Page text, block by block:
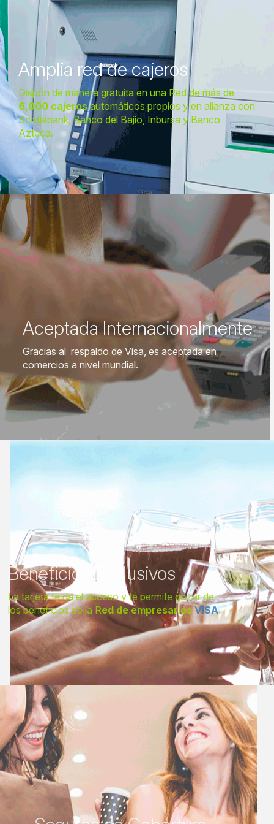
Amplia red de cajeros
Dispón de manera gratuita en una Red de más de
6,000 cajerosautomáticos propios y en alianza con
Scotiabank, Banco del Bajío, Inbursa y Banco
Azteca.
Aceptada Internacionalmente
Gracias al respaldo de Visa, es aceptada en
comercios a nivel mundial.
Beneficios Exclusivos
La tarjeta te da el acceso y te permite gozar de
los beneficios de la Red de empresariosVISA.